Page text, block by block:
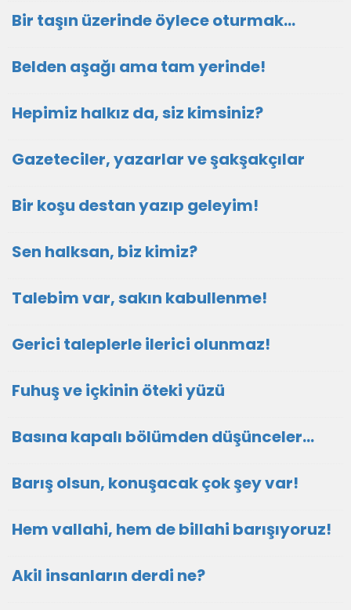
Bir taşın üzerinde öylece oturmak…
Belden aşağı ama tam yerinde!
Hepimiz halkız da, siz kimsiniz?
Gazeteciler, yazarlar ve şakşakçılar
Bir koşu destan yazıp geleyim!
Sen halksan, biz kimiz?
Talebim var, sakın kabullenme!
Gerici taleplerle ilerici olunmaz!
Fuhuş ve içkinin öteki yüzü
Basına kapalı bölümden düşünceler…
Barış olsun, konuşacak çok şey var!
Hem vallahi, hem de billahi barışıyoruz!
Akil insanların derdi ne?